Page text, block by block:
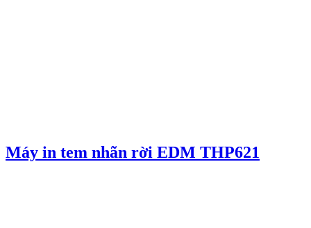
Máy in tem nhãn rời EDM THP621